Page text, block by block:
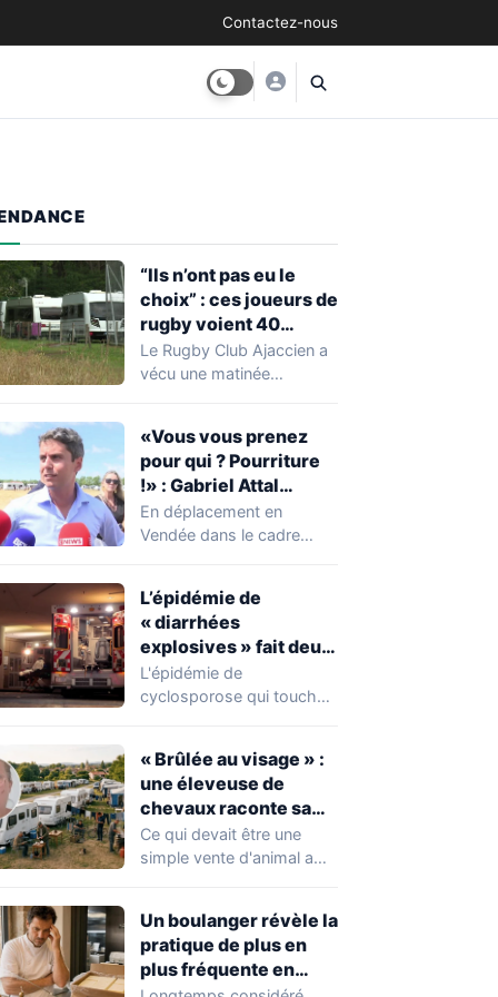
Contactez-nous
“Ils n’ont pas eu le
choix” : ces joueurs de
rugby voient 40
caravanes de gens du
voyage s’installer
heure
Le Rugby Club Ajaccien a
vécu une matinée
découverte d'une…
«Vous vous prenez
pour qui ? Pourriture
!» : Gabriel Attal
chahuté sur un
campement illégal
En déplacement en
Vendée dans le cadre
occupations…
L’épidémie de
« diarrhées
explosives » fait deux
premiers morts
L'épidémie de
cyclosporose qui touche
aggravation. Les autorités
sanitaires…
« Brûlée au visage » :
une éleveuse de
chevaux raconte sa
violente agression par
des gens du voyage
Ce qui devait être une
simple vente d'animal a
Un boulanger révèle la
pratique de plus en
plus fréquente en